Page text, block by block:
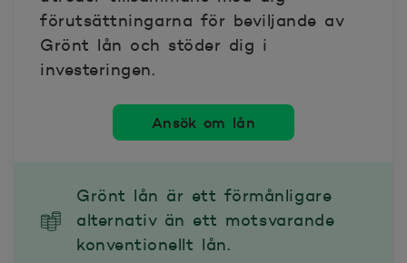
förutsättningarna för beviljande av
Grönt lån och stöder dig i
investeringen.
Ansök om lån
Grönt lån är ett förmånligare
alternativ än ett motsvarande
konventionellt lån.